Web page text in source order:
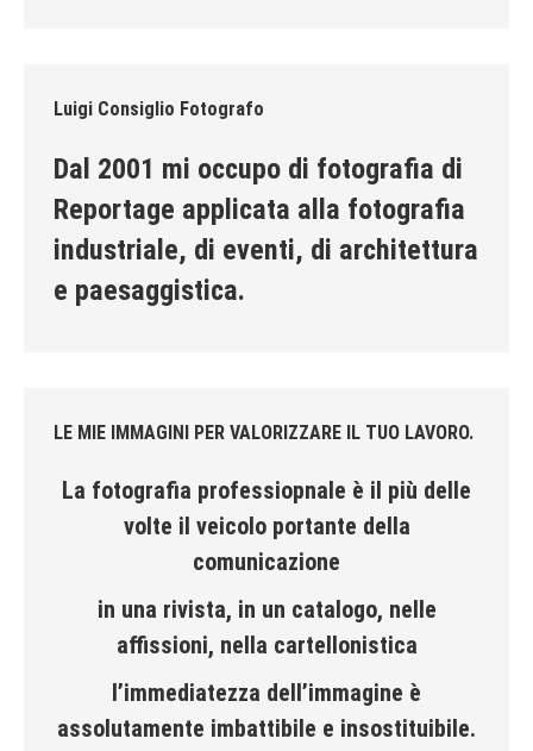
Luigi Consiglio Fotografo
Dal 2001 mi occupo di fotografia di
Reportage applicata alla fotografia
industriale, di eventi, di architettura
e paesaggistica.
LE MIE IMMAGINI PER VALORIZZARE IL TUO LAVORO.
La fotografia professiopnale è il più delle
volte il veicolo portante della
comunicazione
in una rivista, in un catalogo, nelle
affissioni, nella cartellonistica
l’immediatezza dell’immagine è
assolutamente imbattibile e insostituibile.